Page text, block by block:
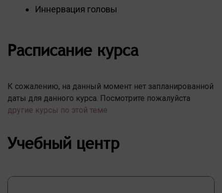
Иннервация головы
Расписание курса
К сожалению, на данный момент нет запланированной
даты для данного курса. Посмотрите пожалуйста
другие курсы по этой теме
Учебный центр